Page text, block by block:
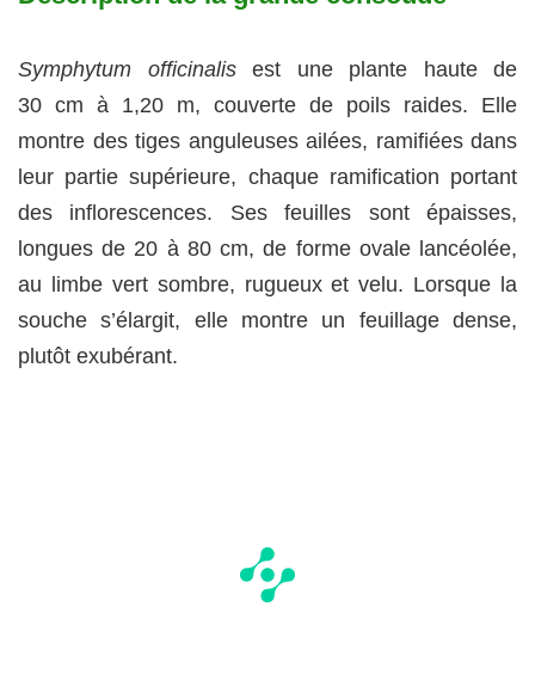
Symphytum officinalisest une plante haute de
30 cm à 1,20 m, couverte de poils raides. Elle
montre des tiges anguleuses ailées, ramifiées dans
leur partie supérieure, chaque ramification portant
des inflorescences. Ses feuilles sont épaisses,
longues de 20 à 80 cm, de forme ovale lancéolée,
au limbe vert sombre, rugueux et velu. Lorsque la
souche s’élargit, elle montre un feuillage dense,
plutôt exubérant.